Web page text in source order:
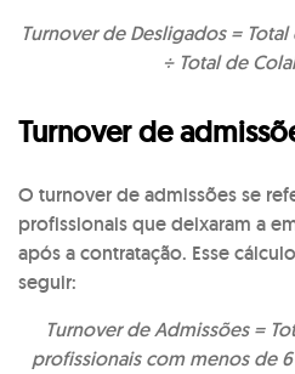
Turnover de Desligados =
÷ Total de
Turnover de
O turnover de admissões se
profissionais que deixaram a
após a contratação. Esse
seguir:
Turnover de Admissões =
profissionais com menos de